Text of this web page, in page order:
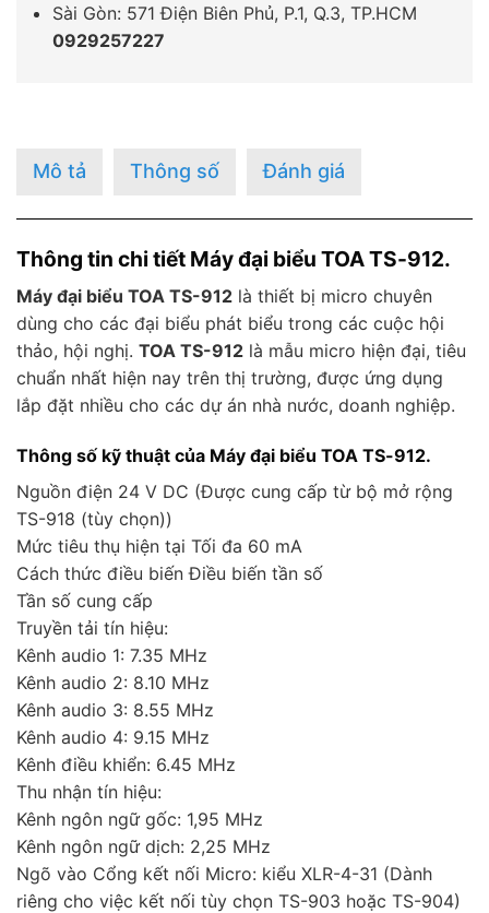
Sài Gòn: 571 Điện Biên Phủ, P.1, Q.3, TP.HCM
0929257227
Mô tả Thông số Đánh giá
Thông tin chi tiết Máy đại biểu TOA TS-912.
Máy đại biểu TOA TS-912 là thiết bị micro chuyên
dùng cho các đại biểu phát biểu trong các cuộc hội
thảo, hội nghị. TOA TS-912 là mẫu micro hiện đại, tiêu
chuẩn nhất hiện nay trên thị trường, được ứng dụng
lắp đặt nhiều cho các dự án nhà nước, doanh nghiệp.
Thông số kỹ thuật của Máy đại biểu TOA TS-912.
Nguồn điện 24 V DC (Được cung cấp từ bộ mở rộng
TS-918 (tùy chọn))
Mức tiêu thụ hiện tại Tối đa 60 mA
Cách thức điều biến Điều biến tần số
Tần số cung cấp
Truyền tải tín hiệu:
Kênh audio 1: 7.35 MHz
Kênh audio 2: 8.10 MHz
Kênh audio 3: 8.55 MHz
Kênh audio 4: 9.15 MHz
Kênh điều khiển: 6.45 MHz
Thu nhận tín hiệu:
Kênh ngôn ngữ gốc: 1,95 MHz
Kênh ngôn ngữ dịch: 2,25 MHz
Ngõ vào Cổng kết nối Micro: kiểu XLR-4-31 (Dành
riêng cho việc kết nối tùy chọn TS-903 hoặc TS-904)